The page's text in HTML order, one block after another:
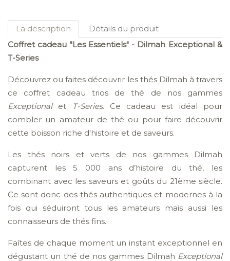
La description
Détails du produit
Coffret cadeau "Les Essentiels" - Dilmah Exceptional &
T-Series
Découvrez ou faites découvrir les thés Dilmah à travers
ce coffret cadeau trios de thé de nos gammes
Exceptional et T-Series. Ce cadeau est idéal pour
combler un amateur de thé ou pour faire découvrir
cette boisson riche d'histoire et de saveurs.
Les thés noirs et verts de nos gammes Dilmah
capturent les 5 000 ans d’histoire du thé, les
combinant avec les saveurs et goûts du 21ème siècle.
Ce sont donc des thés authentiques et modernes à la
fois qui séduiront tous les amateurs mais aussi les
connaisseurs de thés fins.
Faîtes de chaque moment un instant exceptionnel en
dégustant un thé de nos gammes Dilmah Exceptional